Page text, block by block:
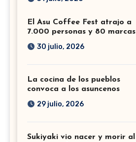
El Asu Coffee Fest atrajo a
7.000 personas y 80 marcas
30 julio, 2026
La cocina de los pueblos
convoca a los asuncenos
29 julio, 2026
Sukiyaki vio nacer y morir al